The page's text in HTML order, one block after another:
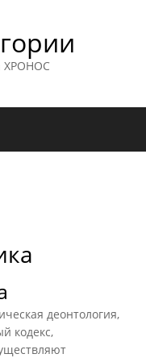
ХРОНОС
деонтология,
кодекс,